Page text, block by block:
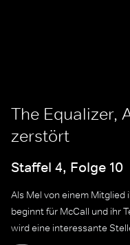
The Equalizer,
zerstört
Staffel 4, Folge 10
Als Mel von einem
beginnt für McCall und ihr
wird eine interessante